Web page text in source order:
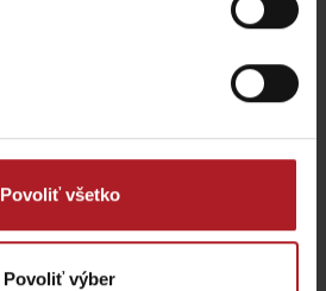
Povoliť všetko
Povoliť výber